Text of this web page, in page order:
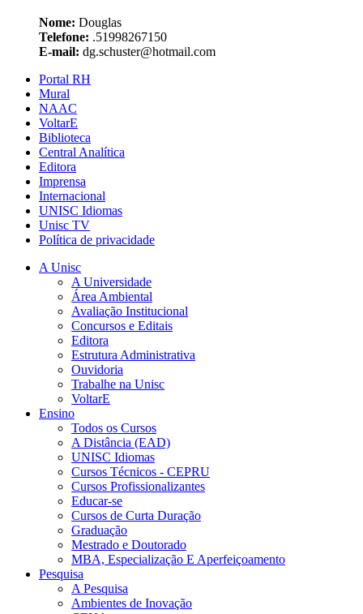
Nome: Douglas
Telefone: .51998267150
E-mail: dg.schuster@hotmail.com
Portal RH
Mural
NAAC
VoltarE
Biblioteca
Central Analítica
Editora
Imprensa
Internacional
UNISC Idiomas
Unisc TV
Política de privacidade
A Unisc
A Universidade
Área Ambiental
Avaliação Institucional
Concursos e Editais
Editora
Estrutura Administrativa
Ouvidoria
Trabalhe na Unisc
VoltarE
Ensino
Todos os Cursos
A Distância (EAD)
UNISC Idiomas
Cursos Técnicos - CEPRU
Cursos Profissionalizantes
Educar-se
Cursos de Curta Duração
Graduação
Mestrado e Doutorado
MBA, Especialização E Aperfeiçoamento
Pesquisa
A Pesquisa
Ambientes de Inovação